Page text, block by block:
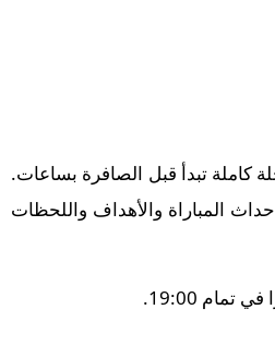
كاملة تبدأ قبل الصافرة بساعات.
المباراة والأهداف واللحظات
19:00.